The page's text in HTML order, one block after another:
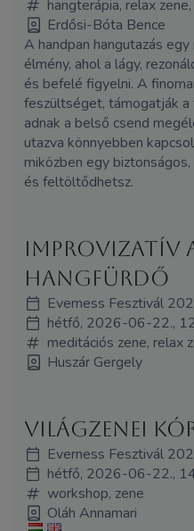
hangterápia, relax
Erdősi-Bóta Bence
A handpan hangutazás
élmény, ahol a lágy,
és befelé figyelni. A
feszültséget, támogatják
adnak a belső csend
utazva könnyebben
miközben egy
és feltöltődhetsz.
Improvizatív
hangfürdő
Everness Fesztivál
hétfő, 2026-06-22.,
meditációs zene, relax
Huszár Gergely
világzenei
Everness Fesztivál
hétfő, 2026-06-22.,
workshop, zene
Oláh Annamari